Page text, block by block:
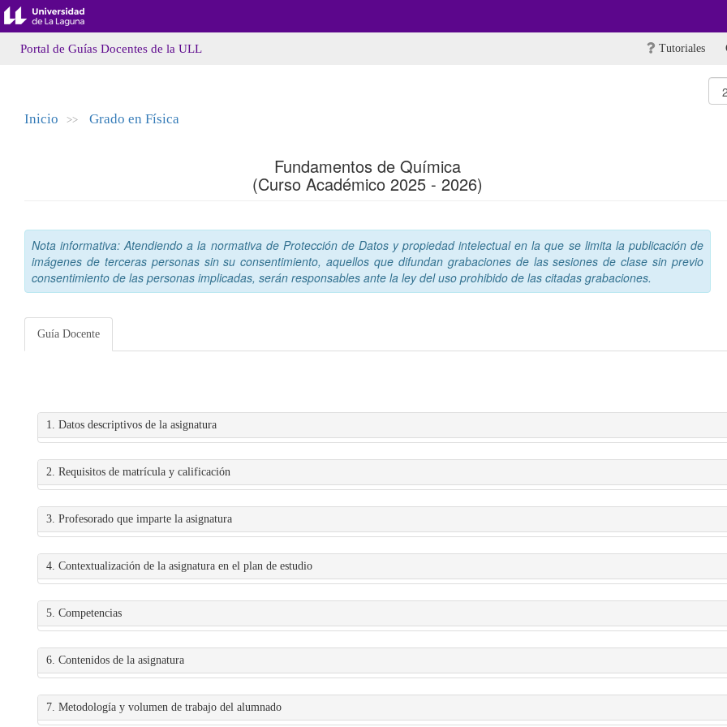
Portal de Guías Docentes de la ULL Tutoriales
Inicio >> Grado en Física
Fundamentos de Química
(Curso Académico 2025 - 2026)
Nota informativa: Atendiendo a la normativa de Protección de Datos y propiedad intelectual en la que se limita la publicación de
imágenes de terceras personas sin su consentimiento, aquellos que difundan grabaciones de las sesiones de clase sin previo
consentimiento de las personas implicadas, serán responsables ante la ley del uso prohibido de las citadas grabaciones.
Guía Docente
1. Datos descriptivos de la asignatura
2. Requisitos de matrícula y calificación
3. Profesorado que imparte la asignatura
4. Contextualización de la asignatura en el plan de estudio
5. Competencias
6. Contenidos de la asignatura
7. Metodología y volumen de trabajo del alumnado